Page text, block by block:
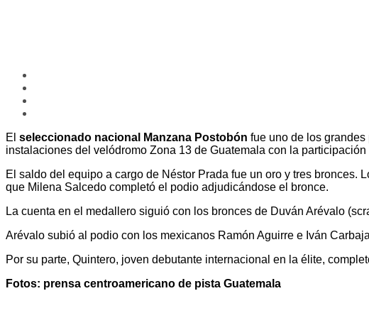
El seleccionado nacional Manzana Postobón fue uno de los
instalaciones del velódromo Zona 13 de Guatemala con la
El saldo del equipo a cargo de Néstor Prada fue un oro y tres
que Milena Salcedo completó el podio adjudicándose el bronce.
La cuenta en el medallero siguió con los bronces de Duván Arévalo
Arévalo subió al podio con los mexicanos Ramón Aguirre e Iván
Por su parte, Quintero, joven debutante internacional en la élite,
Fotos: prensa centroamericano de pista Guatemala